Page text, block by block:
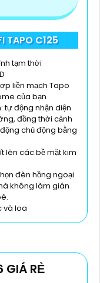
TAPO C125
tạm thời
liền mạch Tapo
của bạn
tự động nhận diện
đồng thời cảnh
chủ động bằng
lên các bề mặt kim
đèn hồng ngoại
không làm gián
và loa
GIÁ RẺ